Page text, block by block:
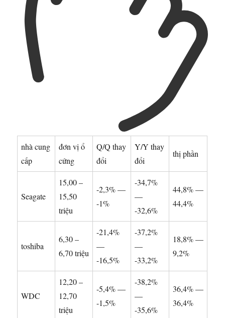
nhà cung
cấp
đơn vị ổ
cứng
Q/Q thay
đổi
Y/Y thay
đổi
thị phần
Seagate
15,00 –
15,50
triệu
-2,3% —
-1%
-34,7%
—
-32,6%
44,8% —
44,4%
toshiba
6,30 –
6,70 triệu
-21,4%
—
-16,5%
-37,2%
—
-33,2%
18,8% —
9,2%
WDC
12,20 –
12,70
triệu
-5,4% —
-1,5%
-38,2%
—
-35,6%
36,4% —
36,4%